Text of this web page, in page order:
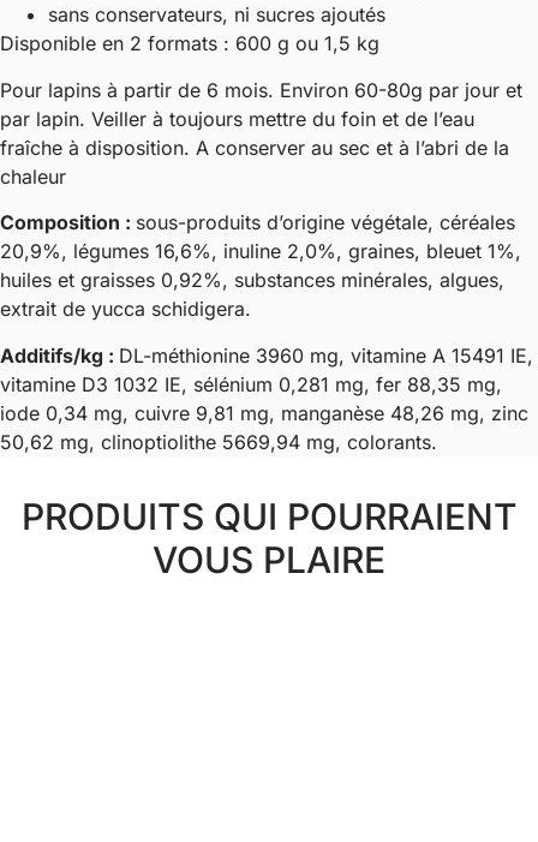
sans conservateurs, ni sucres ajoutés
Disponible en 2 formats : 600 g ou 1,5 kg
Pour lapins à partir de 6 mois. Environ 60-80g par jour et
par lapin. Veiller à toujours mettre du foin et de l’eau
fraîche à disposition. A conserver au sec et à l’abri de la
chaleur
Composition : sous-produits d’origine végétale, céréales
20,9%, légumes 16,6%, inuline 2,0%, graines, bleuet 1%,
huiles et graisses 0,92%, substances minérales, algues,
extrait de yucca schidigera.
Additifs/kg : DL-méthionine 3960 mg, vitamine A 15491 IE,
vitamine D3 1032 IE, sélénium 0,281 mg, fer 88,35 mg,
iode 0,34 mg, cuivre 9,81 mg, manganèse 48,26 mg, zinc
50,62 mg, clinoptiolithe 5669,94 mg, colorants.
PRODUITS QUI POURRAIENT
VOUS PLAIRE